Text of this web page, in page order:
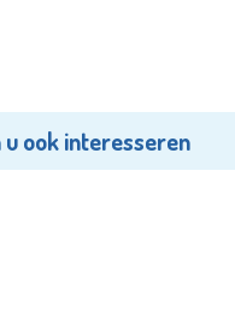
u ook interesseren